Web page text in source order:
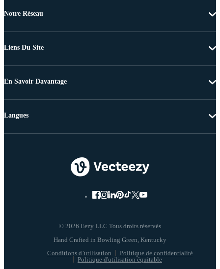
Notre Réseau
Liens Du Site
En Savoir Davantage
© 2026 Eezy LLC Tous droits réservés
Conditions d’utilisation
Politique de confidentialité
Politique d'utilisation équitable
Langues